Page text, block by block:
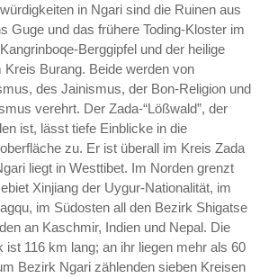
in Ngari sind die Ruinen aus
Guge und das frühere Toding-Kloster im
Berggipfel und der heilige
Burang. Beide werden von
des Jainismus, der Bon-Religion und
verehrt. Der Zada-“Lößwald”, der
ist, lässt tiefe Einblicke in die
zu. Er ist überall im Kreis Zada
liegt in Westtibet. Im Norden grenzt
Xinjiang der Uygur-Nationalität, im
im Südosten all den Bezirk Shigatse
an Kaschmir, Indien und Nepal. Die
ist 116 km lang; an ihr liegen mehr als 60
Bezirk Ngari zählenden sieben Kreisen